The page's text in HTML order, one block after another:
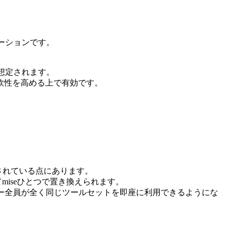
ョンです。
されます。
を高める上で有効です。
ている点にあります。
ひとつで置き換えられます。
全員が全く同じツールセットを即座に利用できるようにな